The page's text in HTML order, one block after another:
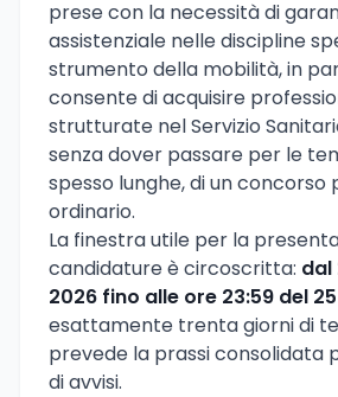
prese con la necessità di
assistenziale nelle discipline
strumento della mobilità, in
consente di acquisire
strutturate nel Servizio
senza dover passare per le
spesso lunghe, di un concorso
ordinario.
La finestra utile per la
candidature è circoscritta: dal
2026 fino alle ore 23:59 del
esattamente trenta giorni di
prevede la prassi consolidata
di avvisi.